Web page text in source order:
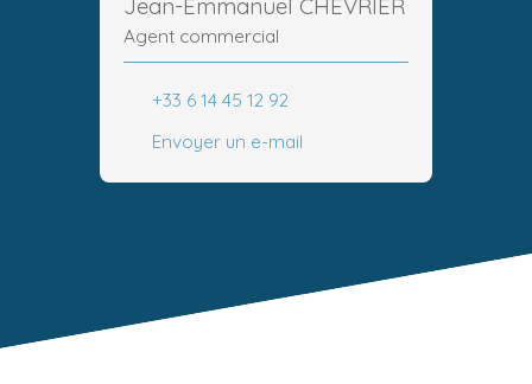
Agent commercial
+33 6 14 45 12 92
Envoyer un e-mail